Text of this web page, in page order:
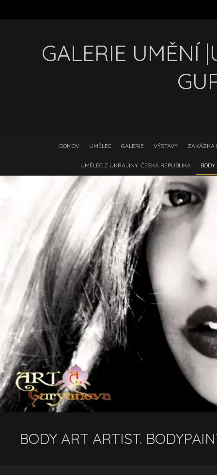
GALERIE UMĚNÍ
DOMOV UMĚLEC GALERIE VÝSTAVY ZAKÁZKA
UMĚLEC Z UKRAJINY. ČESKÁ REPUBLIKA
BODY ART ARTIST.